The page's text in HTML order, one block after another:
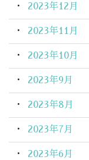
2023年12月
2023年11月
2023年10月
2023年9月
2023年8月
2023年7月
2023年6月